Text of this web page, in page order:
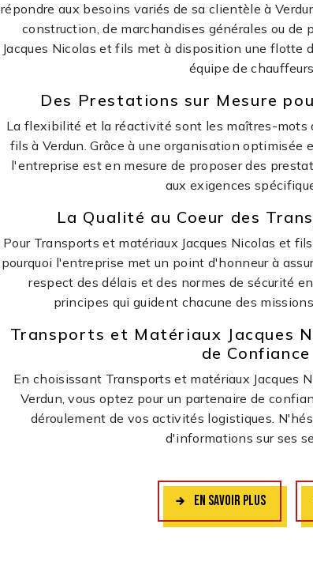
répondre aux besoins variés de sa clientèle à
construction, de marchandises générales ou
Jacques Nicolas et fils met à disposition une flotte
équipe de
Des Prestations sur Mesure
La flexibilité et la réactivité sont les maîtres-mots
fils à Verdun. Grâce à une organisation
l'entreprise est en mesure de proposer des
aux exigences
La Qualité au Coeur des
Pour Transports et matériaux Jacques Nicolas et
pourquoi l'entreprise met un point d'honneur à
respect des délais et des normes de sécurité
principes qui guident chacune des
Transports et Matériaux Jacques
de
En choisissant Transports et matériaux Jacques
Verdun, vous optez pour un partenaire de
déroulement de vos activités logistiques.
d'informations sur ses
EN SAVOIR PLUS